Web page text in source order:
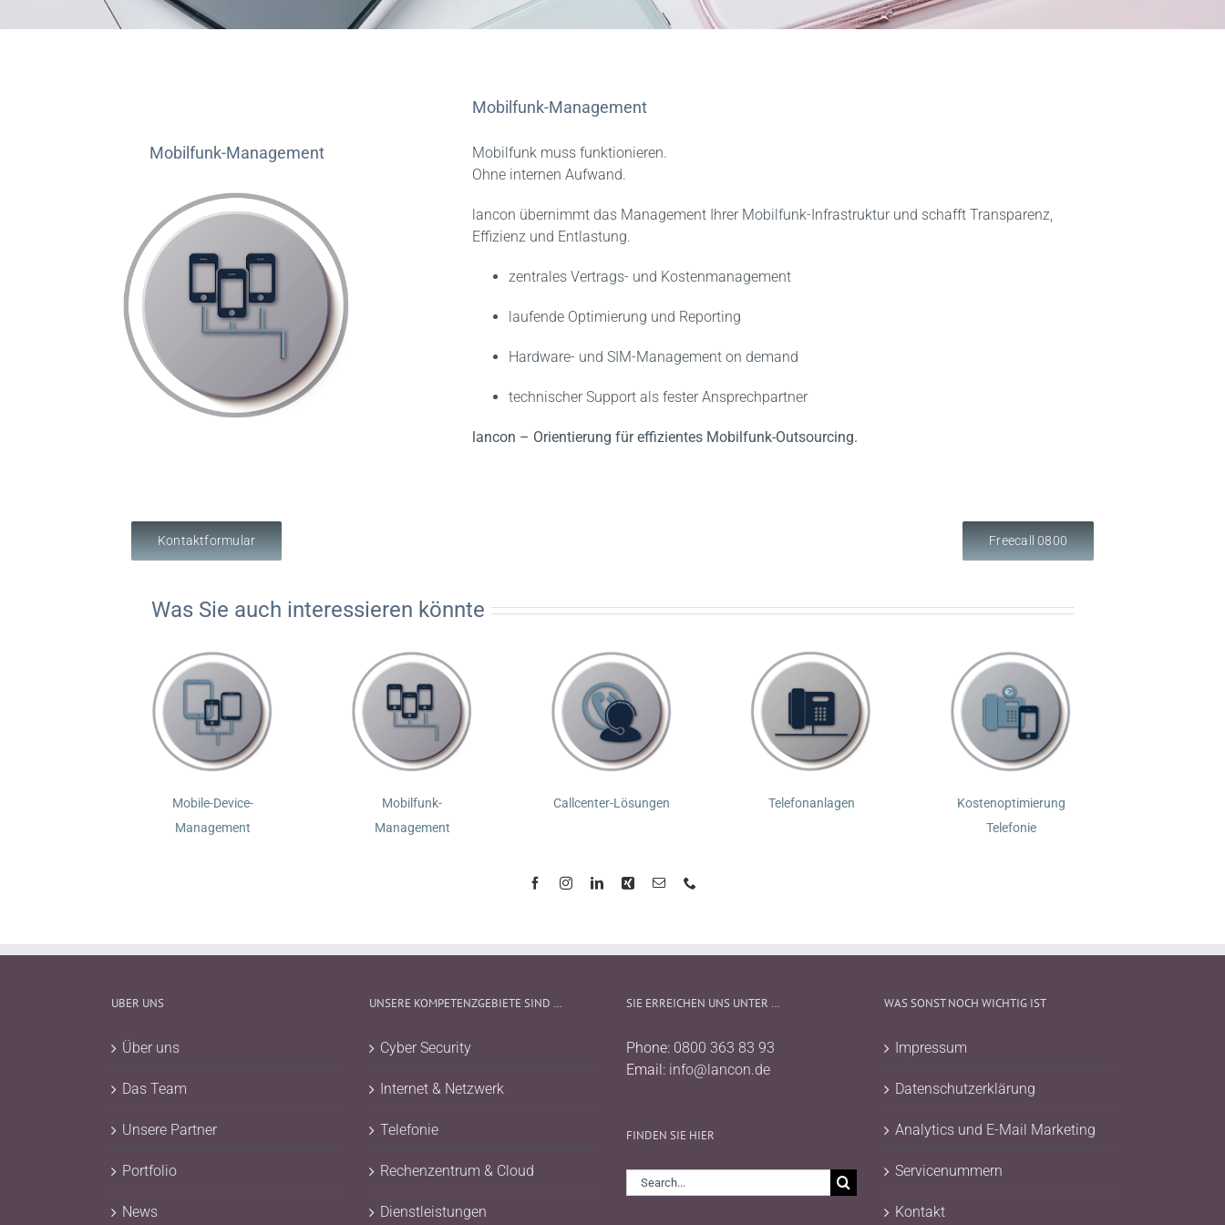
Mobilfunk-Management
Mobilfunk-Management
Mobilfunk muss funktionieren.
Ohne internen Aufwand.
lancon übernimmt das Management Ihrer Mobilfunk-Infrastruktur und schafft Transparenz,
Effizienz und Entlastung.
zentrales Vertrags- und Kostenmanagement
laufende Optimierung und Reporting
Hardware- und SIM-Management on demand
technischer Support als fester Ansprechpartner
lancon – Orientierung für effizientes Mobilfunk-Outsourcing.
Kontaktformular Freecall 0800
Was Sie auch interessieren könnte
Mobile-Device-
Management
Mobilfunk-
Management
Callcenter-Lösungen Telefonanlagen
Kostenoptimierung
Telefonie
UBER UNS
Über uns
Das Team
Unsere Partner
Portfolio
News
UNSERE KOMPETENZGEBIETE SIND …
Cyber Security
Internet & Netzwerk
Telefonie
Rechenzentrum & Cloud
Dienstleistungen
SIE ERREICHEN UNS UNTER …
Phone: 0800 363 83 93
Email: info@lancon.de
FINDEN SIE HIER
Search
for:
WAS SONST NOCH WICHTIG IST
Impressum
Datenschutzerklärung
Analytics und E-Mail Marketing
Servicenummern
Kontakt